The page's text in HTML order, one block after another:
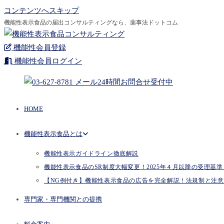
コンテンツへスキップ
機能性表示食品の届出コンサルティングなら、薬事法ドットコム
機能性会員登録
機能性会員ログイン
HOME
機能性表示食品とは
機能性表示ガイドライン徹底解説
機能性表示食品のSR制度大幅変更！2025年４月以降の受理基
【NG例付き】機能性表示食品の広告を完全解説！法規制と注意
専門家・専門機関との提携